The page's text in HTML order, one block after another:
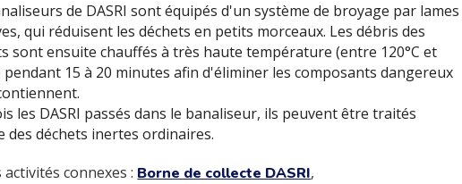
de DASRI sont équipés d'un système de broyage par lames
qui réduisent les déchets en petits morceaux. Les débris des
sont ensuite chauffés à très haute température (entre 120°C et
pendant 15 à 20 minutes afin d'éliminer les composants dangereux
les DASRI passés dans le banaliseur, ils peuvent être traités
des déchets inertes ordinaires.
connexes : Borne de collecte DASRI,